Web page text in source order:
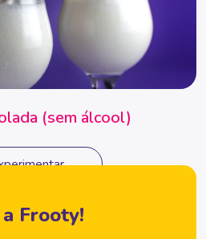
(sem álcool)
Frooty!